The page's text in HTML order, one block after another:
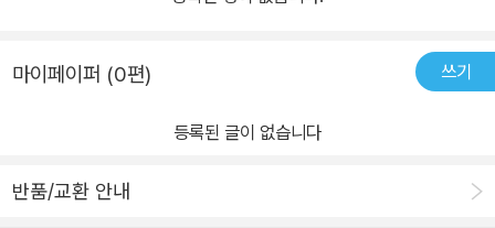
고, 관찰하고, 탐구한다. 도시를 향한 그의 탐구는 보이는 것만이 아
여 다녀온 도시들마다의 변화상을 통해 그만의 시각으로 도시의 정체
한 자신의 연구와 관심사의 결과물을 책을 통해 꾸준히 독자들과 공
마이페이퍼 (0편) 쓰기
등록된 글이 없습니다
반품/교환 안내